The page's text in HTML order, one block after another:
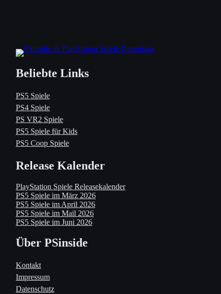
Beliebte Links
PS5 Spiele
PS4 Spiele
PS VR2 Spiele
PS5 Spiele für Kids
PS5 Coop Spiele
Release Kalender
PlayStation Spiele Releasekalender
PS5 Spiele im März 2026
PS5 Spiele im April 2026
PS5 Spiele im Mail 2026
PS5 Spiele im Juni 2026
Über PSinside
Kontakt
Impressum
Datenschutz